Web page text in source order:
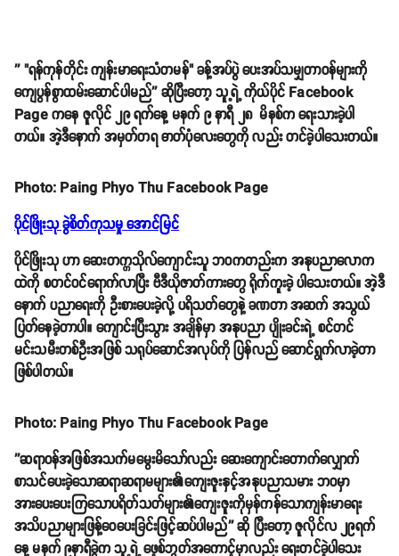
'' "ရန်ကုန်တိုင်း ကျန်းမာရေးသံတမန်" ခန့်အပ်ပွဲ ပေးအပ်သမျှတာဝန်များကို
ကျေပွန်စွာထမ်းဆောင်ပါမည်'' ဆိုပြီးတော့ သူ့ရဲ့ ကိုယ်ပိုင် Facebook
Page ကနေ ဇူလိုင် ၂၉ ရက်နေ့ မနက် ၉ နာရီ ၂၈ မိနစ်က ရေးသားခဲ့ပါ
တယ်။ အဲ့ဒီနောက် အမှတ်တရ ဓာတ်ပုံလေးတွေကို လည်း တင်ခဲ့ပါသေးတယ်။